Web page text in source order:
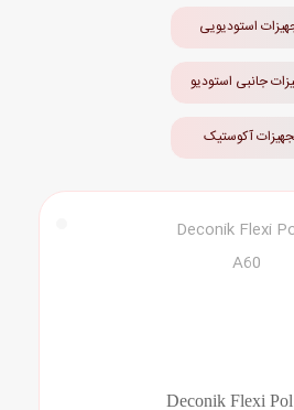
استودیویی
جانبی استودیو
آکوستیک
Deconik Flexi